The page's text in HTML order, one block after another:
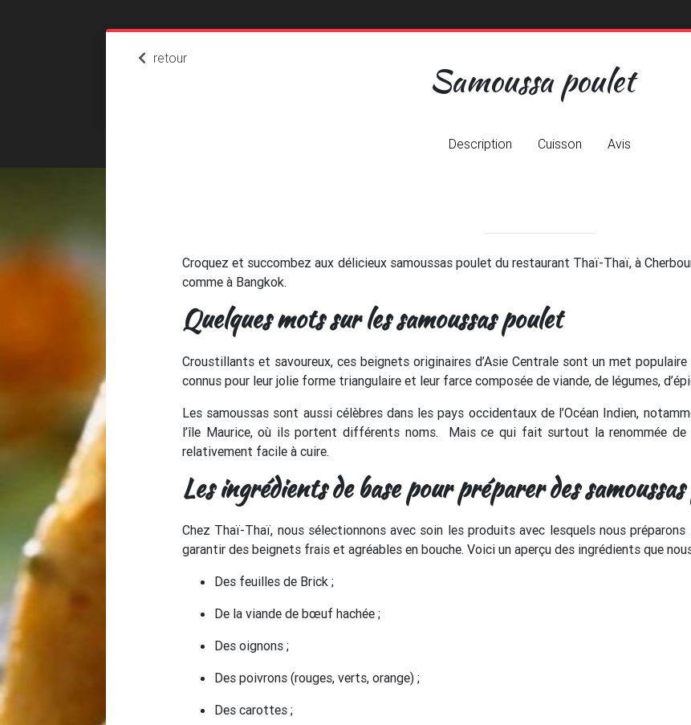
retour Samoussa poulet
Description Cuisson Avis
Croquez et succombez aux délicieux samoussas poulet du restaurant Thaï-Thaï, à
comme à Bangkok.
Quelques mots sur les samoussas poulet
Croustillants et savoureux, ces beignets originaires d’Asie Centrale sont un met
connus pour leur jolie forme triangulaire et leur farce composée de viande, de légumes,
Les samoussas sont aussi célèbres dans les pays occidentaux de l’Océan Indien,
l’île Maurice, où ils portent différents noms. Mais ce qui fait surtout la renommée
relativement facile à cuire.
Les ingrédients de base pour préparer des
Chez Thaï-Thaï, nous sélectionnons avec soin les produits avec lesquels nous
garantir des beignets frais et agréables en bouche. Voici un aperçu des ingrédients que
Des feuilles de Brick ;
De la viande de bœuf hachée ;
Des oignons ;
Des poivrons (rouges, verts, orange) ;
Des carottes ;